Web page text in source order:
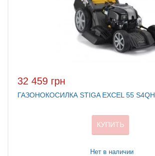
32 459 грн
ГАЗОНОКОСИЛКА STIGA EXCEL 55 S4QH
КУПИТЬ
Нет в наличии